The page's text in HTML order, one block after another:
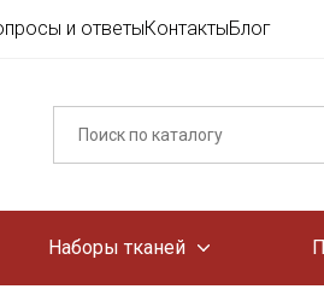
и ответыКонтактыБлог
Наборы тканей